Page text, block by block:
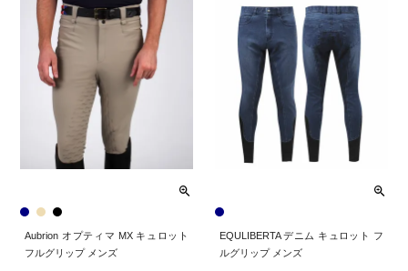
Aubrion オプティマ MX キュロット
フルグリップ メンズ
EQULIBERTA デニム キュロット フ
ルグリップ メンズ